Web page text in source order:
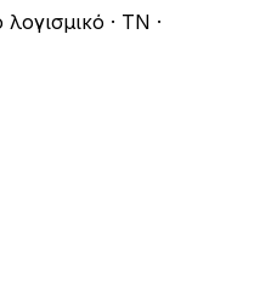
λογισμικό · ΤΝ ·